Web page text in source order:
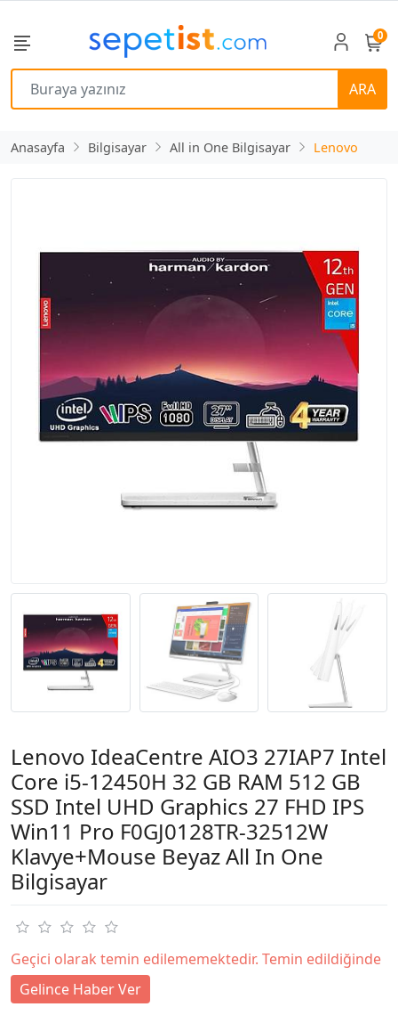
ARA
0
Anasayfa Bilgisayar All in One Bilgisayar Lenovo
Lenovo IdeaCentre AIO3 27IAP7 Intel
Core i5-12450H 32 GB RAM 512 GB
SSD Intel UHD Graphics 27 FHD IPS
Win11 Pro F0GJ0128TR-32512W
Klavye+Mouse Beyaz All In One
Bilgisayar
Geçici olarak temin edilememektedir. Temin edildiğinde
Gelince Haber Ver